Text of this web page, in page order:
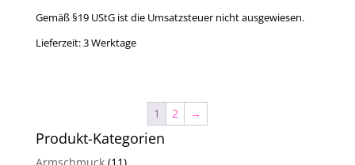
Gemäß §19 UStG ist die Umsatzsteuer nicht ausgewiesen.
Lieferzeit:3 Werktage
1 2 →
Produkt-Kategorien